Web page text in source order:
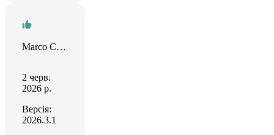
Marco Cosatto
2 черв.
2026 р.
Версія:
2026.3.1